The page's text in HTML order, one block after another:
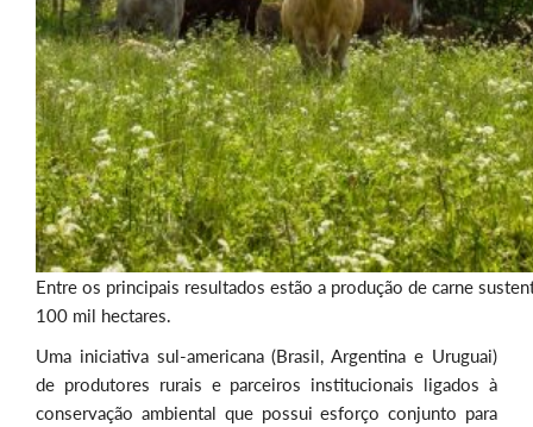
Entre os principais resultados estão a produção de carne
100 mil hectares.
Uma iniciativa sul-americana (Brasil, Argentina e Uruguai)
de produtores rurais e parceiros institucionais ligados à
conservação ambiental que possui esforço conjunto para